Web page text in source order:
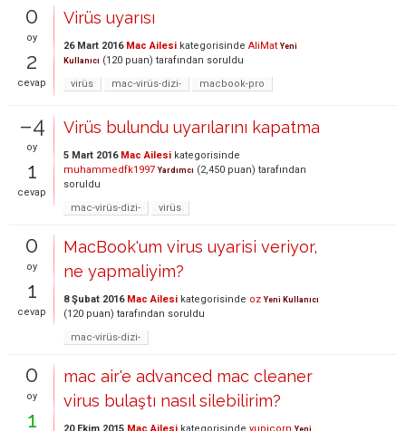
0
oy
2
cevap
Virüs uyarısı
26 Mart 2016 Mac Ailesi kategorisinde AliMat Yeni
Kullanıcı (120 puan) tarafından soruldu
virüs
mac-virüs-dizi- macbook-pro
–4
oy
1
cevap
Virüs bulundu uyarılarını kapatma
5 Mart 2016 Mac Ailesi kategorisinde
muhammedfk1997 Yardımcı (2,450 puan) tarafından
soruldu
mac-virüs-dizi-
virüs
0
oy
1
cevap
MacBook'um virus uyarisi veriyor,
ne yapmaliyim?
8 Şubat 2016 Mac Ailesi kategorisinde oz Yeni Kullanıcı
(120 puan) tarafından soruldu
mac-virüs-dizi-
0
oy
1
mac air'e advanced mac cleaner
virus bulaştı nasıl silebilirim?
Yeni